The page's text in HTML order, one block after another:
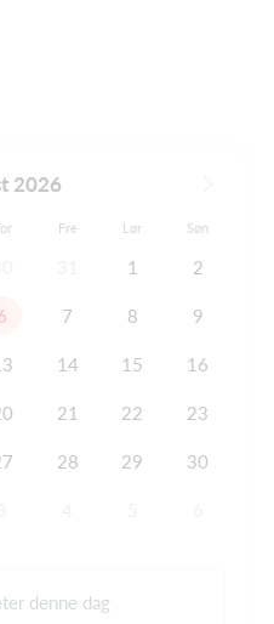
2026
Fre Lør Søn
1 2
7 8 9
14 15 16
21 22 23
28 29 30
denne dag